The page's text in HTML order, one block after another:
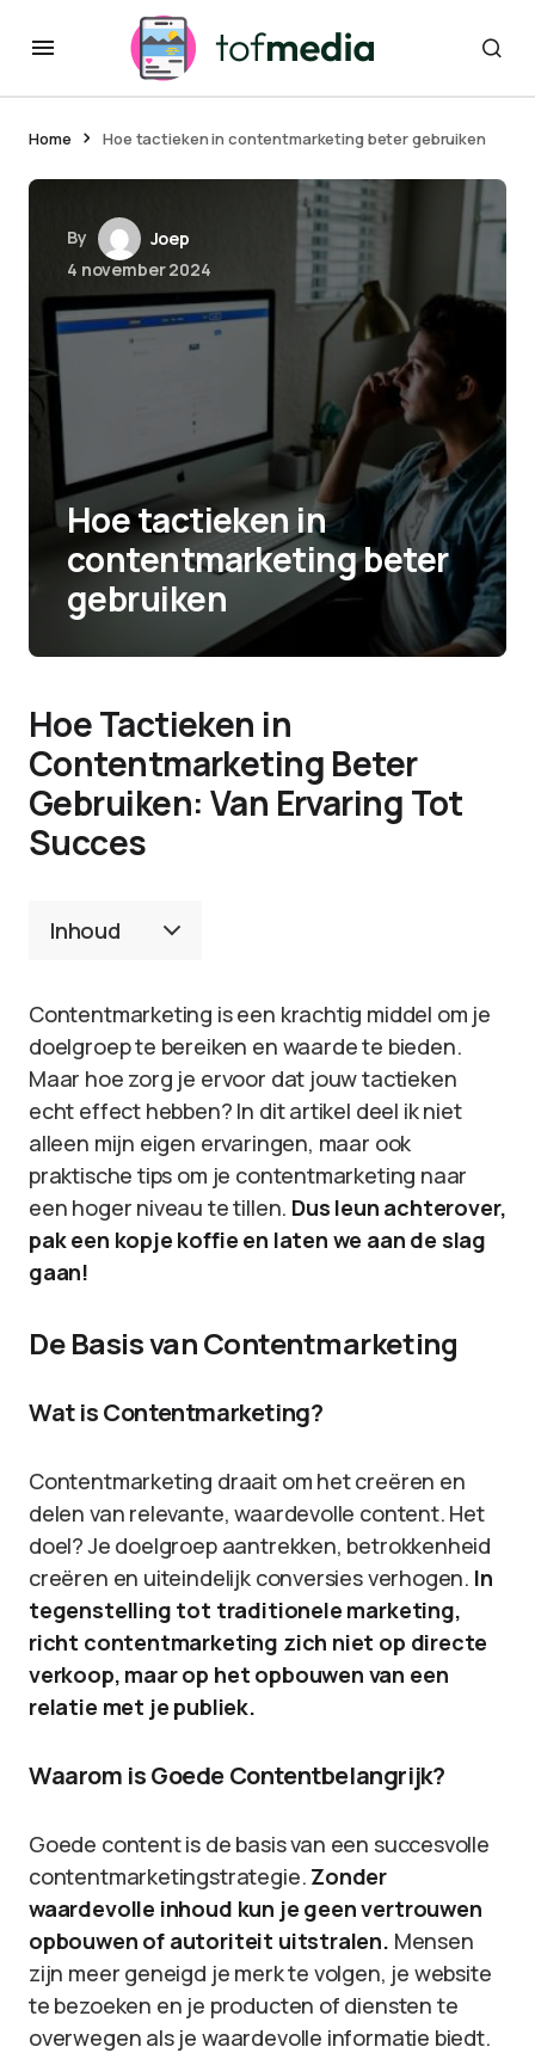
Home Hoe tactieken in contentmarketing beter gebruiken
By
Joep
4 november 2024
Hoe tactieken in
contentmarketing beter
gebruiken
Hoe Tactieken in
Contentmarketing Beter
Gebruiken: Van Ervaring Tot
Succes
Inhoud
Contentmarketing is een krachtig middel om je
doelgroep te bereiken en waarde te bieden.
Maar hoe zorg je ervoor dat jouw tactieken
echt effect hebben? In dit artikel deel ik niet
alleen mijn eigen ervaringen, maar ook
praktische tips om je contentmarketing naar
een hoger niveau te tillen. Dus leun achterover,
pak een kopje koffie en laten we aan de slag
gaan!
De Basis van Contentmarketing
Wat is Contentmarketing?
Contentmarketing draait om het creëren en
delen van relevante, waardevolle content. Het
doel? Je doelgroep aantrekken, betrokkenheid
creëren en uiteindelijk conversies verhogen. In
tegenstelling tot traditionele marketing,
richt contentmarketing zich niet op directe
verkoop, maar op het opbouwen van een
relatie met je publiek.
Waarom is Goede Contentbelangrijk?
Goede content is de basis van een succesvolle
contentmarketingstrategie. Zonder
waardevolle inhoud kun je geen vertrouwen
opbouwen of autoriteit uitstralen. Mensen
zijn meer geneigd je merk te volgen, je website
te bezoeken en je producten of diensten te
overwegen als je waardevolle informatie biedt.